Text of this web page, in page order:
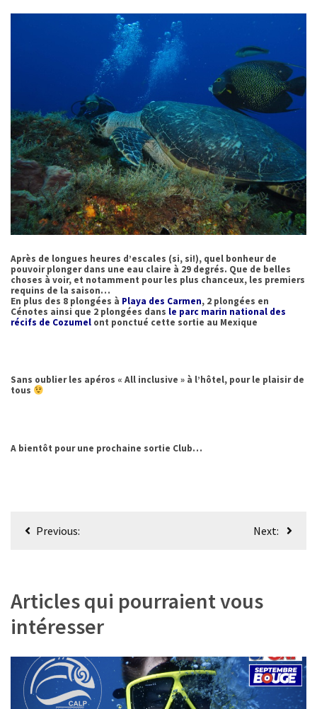
Après de longues heures d’escales (si, si!), quel bonheur de
pouvoir plonger dans une eau claire à 29 degrés. Que de belles
choses à voir, et notamment pour les plus chanceux, les premiers
requins de la saison…
En plus des 8 plongées à Playa des Carmen, 2 plongées en
Cénotes ainsi que 2 plongées dans le parc marin national des
récifs de Cozumel ont ponctué cette sortie au Mexique
Sans oublier les apéros « All inclusive » à l’hôtel, pour le plaisir de
tous
A bientôt pour une prochaine sortie Club…
Navigation
Previous: Next:
Articles qui pourraient vous
intéresser